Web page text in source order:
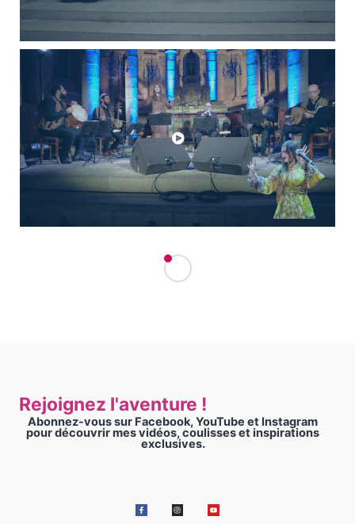
Rejoignez l'aventure !
Abonnez-vous sur Facebook, YouTube et Instagram
pour découvrir mes vidéos, coulisses et inspirations
exclusives.
Facebook-
f
Instagram Youtube